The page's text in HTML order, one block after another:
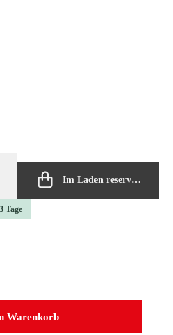
Im Laden reservieren
Tage
gewünschten Wert ein oder
Warenkorb